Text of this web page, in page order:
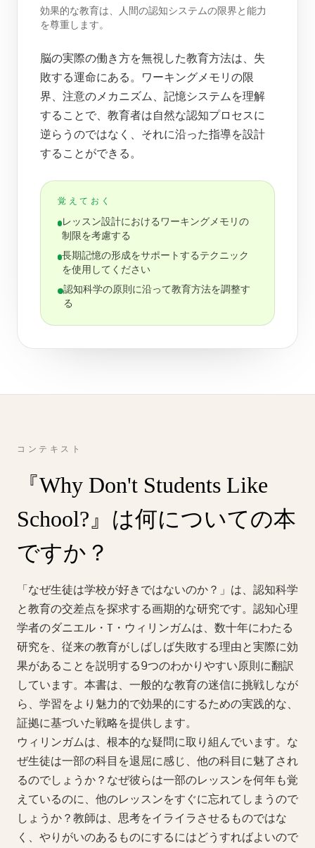
効果的な教育は、人間の認知システムの限界と能力
を尊重します。
脳の実際の働き方を無視した教育方法は、失
敗する運命にある。ワーキングメモリの限
界、注意のメカニズム、記憶システムを理解
することで、教育者は自然な認知プロセスに
逆らうのではなく、それに沿った指導を設計
することができる。
覚えておく
レッスン設計におけるワーキングメモリの
制限を考慮する
長期記憶の形成をサポートするテクニック
を使用してください
認知科学の原則に沿って教育方法を調整す
る
コンテキスト
『Why Don't Students Like
School?』は何についての本
ですか？
「なぜ生徒は学校が好きではないのか？」は、認知科学
と教育の交差点を探求する画期的な研究です。認知心理
学者のダニエル・T・ウィリンガムは、数十年にわたる
研究を、従来の教育がしばしば失敗する理由と実際に効
果があることを説明する9つのわかりやすい原則に翻訳
しています。本書は、一般的な教育の迷信に挑戦しなが
ら、学習をより魅力的で効果的にするための実践的な、
証拠に基づいた戦略を提供します。
ウィリンガムは、根本的な疑問に取り組んでいます。な
ぜ生徒は一部の科目を退屈に感じ、他の科目に魅了され
るのでしょうか？なぜ彼らは一部のレッスンを何年も覚
えているのに、他のレッスンをすぐに忘れてしまうので
しょうか？教師は、思考をイライラさせるものではな
く、やりがいのあるものにするにはどうすればよいので